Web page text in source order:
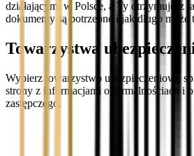
działającymi w Polsce, a Ty otrzymujesz
dokumenty są potrzebne i jak długo może
Towarzystwa
Wybierz towarzystwo ubezpieczeniowe
strony z informacjami o formalnościach i
zastępczego.